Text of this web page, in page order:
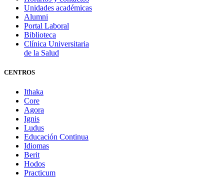
Unidades académicas
Alumni
Portal Laboral
Biblioteca
Clínica Universitaria
de la Salud
CENTROS
Ithaka
Core
Agora
Ignis
Ludus
Educación Continua
Idiomas
Berit
Hodos
Practicum